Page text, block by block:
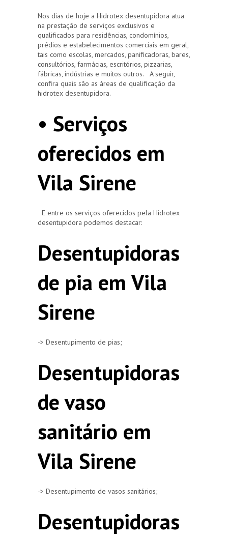
Nos dias de hoje a Hidrotex desentupidora atua
na prestação de serviços exclusivos e
qualificados para residências, condomínios,
prédios e estabelecimentos comerciais em geral,
tais como escolas, mercados, panificadoras, bares,
consultórios, farmácias, escritórios, pizzarias,
fábricas, indústrias e muitos outros. A seguir,
confira quais são as áreas de qualificação da
hidrotex desentupidora.
• Serviços
oferecidos em
Vila Sirene
E entre os serviços oferecidos pela Hidrotex
desentupidora podemos destacar:
Desentupidoras
de pia em Vila
Sirene
-> Desentupimento de pias;
Desentupidoras
de vaso
sanitário em
Vila Sirene
-> Desentupimento de vasos sanitários;
Desentupidoras